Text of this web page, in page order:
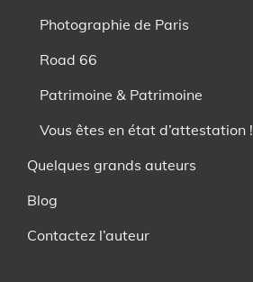
Photographie de Paris
Road 66
Patrimoine & Patrimoine
Vous êtes en état d’attestation !
Quelques grands auteurs
Blog
Contactez l’auteur